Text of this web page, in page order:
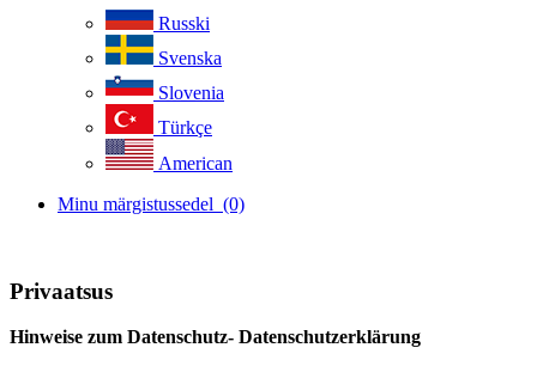
Russki
Svenska
Slovenia
Türkçe
American
Minu märgistussedel (0)
Privaatsus
Hinweise zum Datenschutz- Datenschutzerklärung